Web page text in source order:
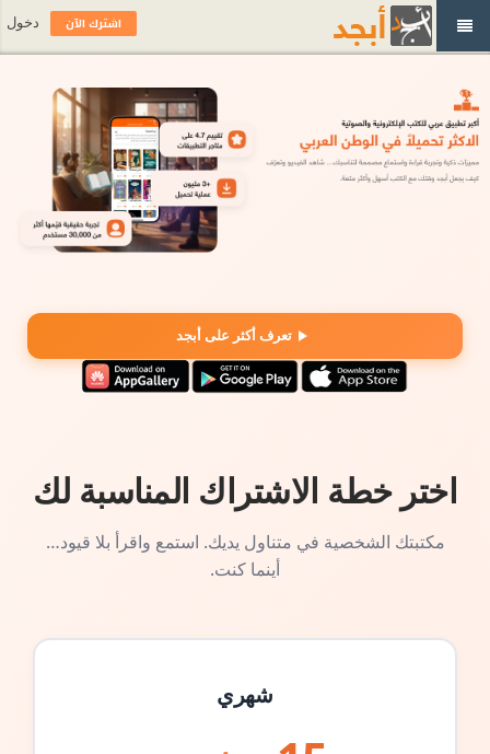
تعرف أكثر على أبجد
اختر خطة الاشتراك المناسبة لك
مكتبتك الشخصية في متناول يديك. استمع واقرأ بلا قيود…
أينما كنت.
شهري
اشترك الآن دخول